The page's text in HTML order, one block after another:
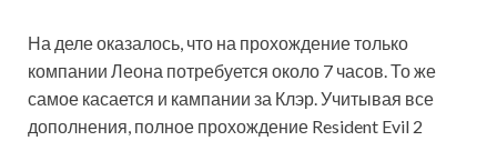
На деле оказалось, что на прохождение только
компании Леона потребуется около 7 часов. То же
самое касается и кампании за Клэр. Учитывая все
дополнения, полное прохождение Resident Evil 2